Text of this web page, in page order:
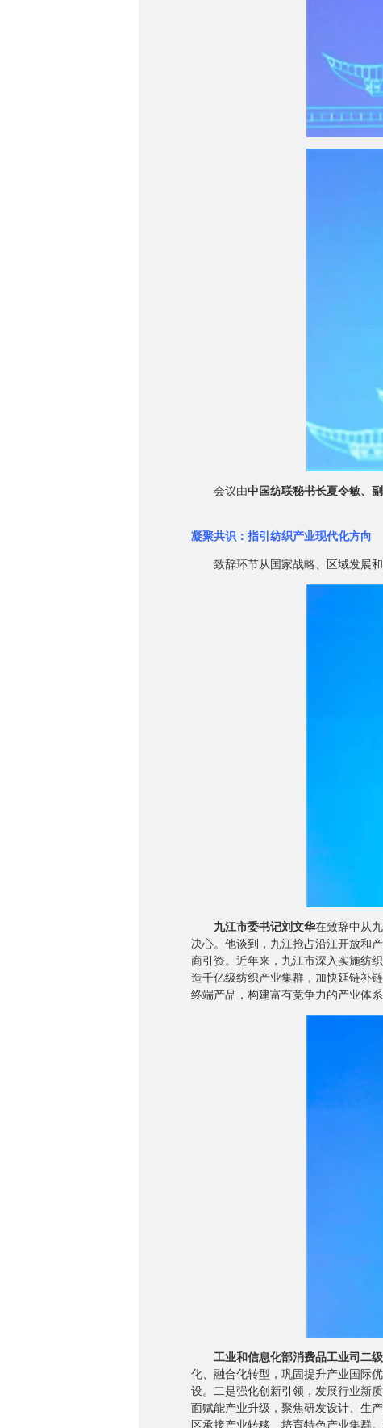
会议由中国纺联秘书长夏令敏、
凝聚共识：指引纺织产业现代化方向
致辞环节从国家战略、区域发展和
九江市委书记刘文华在致辞中从
决心。他谈到，九江抢占沿江开放和
商引资。近年来，九江市深入实施纺
造千亿级纺织产业集群，加快延链补
终端产品，构建富有竞争力的产业体系
工业和信息化部消费品工业司二
化、融合化转型，巩固提升产业国际
设。二是强化创新引领，发展行业新
面赋能产业升级，聚焦研发设计、生
区承接产业转移、培育特色产业集群